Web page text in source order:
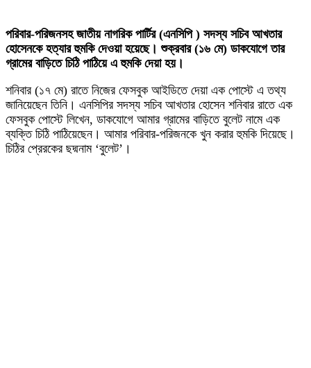
পরিবার-পরিজনসহ জাতীয় নাগরিক পার্টির (এনসিপি ) সদস্য সচিব আখতার
হোসেনকে হত্যার হুমকি দেওয়া হয়েছে। শুক্রবার (১৬ মে) ডাকযোগে তার
গ্রামের বাড়িতে চিঠি পাঠিয়ে এ হুমকি দেয়া হয়।
শনিবার (১৭ মে) রাতে নিজের ফেসবুক আইডিতে দেয়া এক পোস্টে এ তথ্য
জানিয়েছেন তিনি। এনসিপির সদস্য সচিব আখতার হোসেন শনিবার রাতে এক
ফেসবুক পোস্টে লিখেন, ডাকযোগে আমার গ্রামের বাড়িতে বুলেট নামে এক
ব্যক্তি চিঠি পাঠিয়েছেন। আমার পরিবার-পরিজনকে খুন করার হুমকি দিয়েছে।
চিঠির প্রেরকের ছদ্মনাম ‘বুলেট’।